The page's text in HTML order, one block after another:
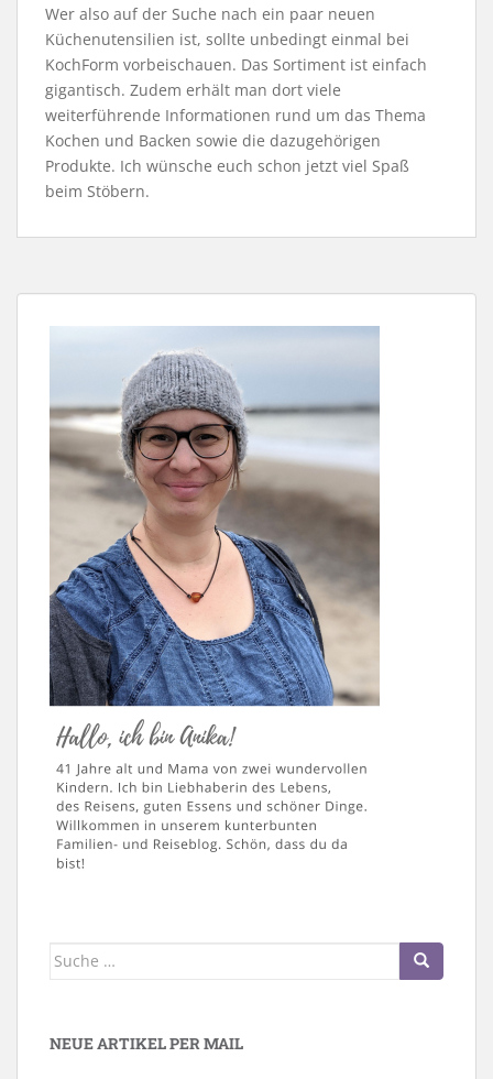
Wer also auf der Suche nach ein paar neuen
Küchenutensilien ist, sollte unbedingt einmal bei
KochForm vorbeischauen. Das Sortiment ist einfach
gigantisch. Zudem erhält man dort viele
weiterführende Informationen rund um das Thema
Kochen und Backen sowie die dazugehörigen
Produkte. Ich wünsche euch schon jetzt viel Spaß
beim Stöbern.
Suche
NEUE ARTIKEL PER MAIL